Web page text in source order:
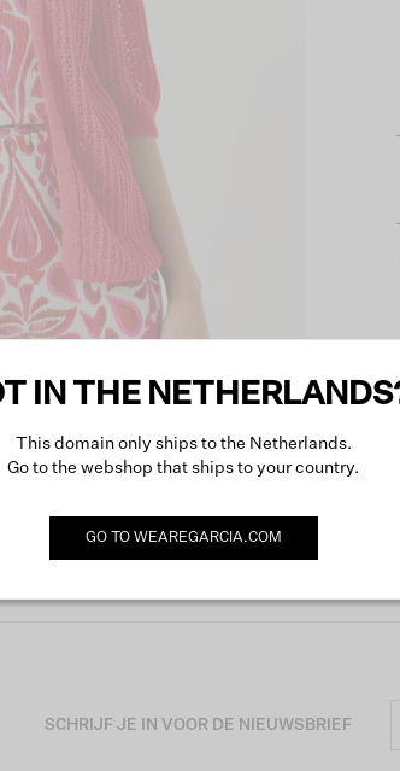
SCHRIJF JE IN VOOR DE NIEUWSBRIEF
IN THE
This domain only ships to the Netherlands.
Go to the webshop that ships to your country.
GO TO WEAREGARCIA.COM